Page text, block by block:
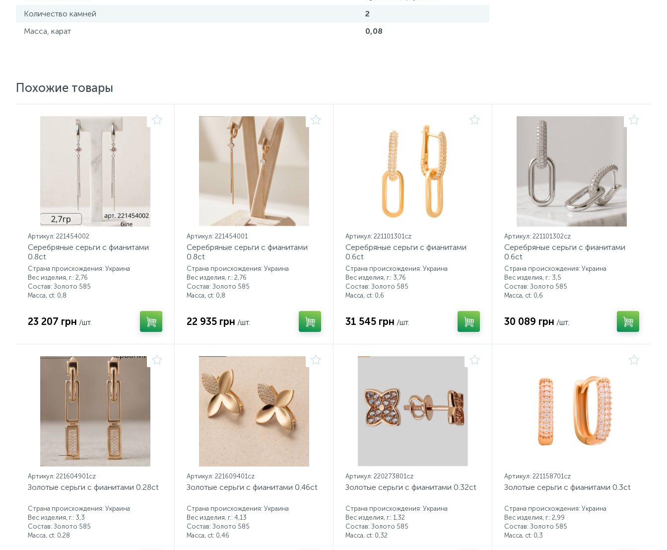
Количество камней
2
Масса, карат
0,08
Похожие товары
Артикул: 221454002
Серебряные серьги с фианитами
0.8ct
Страна происхождения: Украина
Вес изделия, г.: 2,76
Состав: Золото 585
Масса, ct: 0,8
23 207 грн /шт.
Артикул: 221454001
Серебряные серьги с фианитами
0.8ct
Страна происхождения: Украина
Вес изделия, г.: 2,76
Состав: Золото 585
Масса, ct: 0,8
22 935 грн /шт.
Артикул: 221101301cz
Серебряные серьги с фианитами
0.6ct
Страна происхождения: Украина
Вес изделия, г.: 3,76
Состав: Золото 585
Масса, ct: 0,6
31 545 грн /шт.
Артикул: 221101302cz
Серебряные серьги с фианитами
0.6ct
Страна происхождения: Украина
Вес изделия, г.: 3,5
Состав: Золото 585
Масса, ct: 0,6
30 089 грн /шт.
Артикул: 221604901cz
Золотые серьги с фианитами 0.28ct
Страна происхождения: Украина
Вес изделия, г.: 3,3
Состав: Золото 585
Масса, ct: 0,28
Артикул: 221609401cz
Золотые серьги с фианитами 0.46ct
Страна происхождения: Украина
Вес изделия, г.: 4,13
Состав: Золото 585
Масса, ct: 0,46
Артикул: 220273801cz
Золотые серьги с фианитами 0.32ct
Страна происхождения: Украина
Вес изделия, г.: 1,32
Состав: Золото 585
Масса, ct: 0,32
Артикул: 221158701cz
Золотые серьги с фианитами 0.3ct
Страна происхождения: Украина
Вес изделия, г.: 2,99
Состав: Золото 585
Масса, ct: 0,3